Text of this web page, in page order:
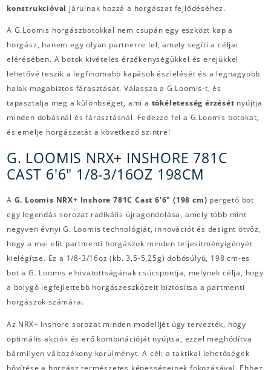
konstrukcióval járulnak hozzá a horgászat fejlődéséhez.
A G.Loomis horgászbotokkal nem csupán egy eszközt kap a
horgász, hanem egy olyan partnerre lel, amely segíti a céljai
elérésében. A botok kivételes érzékenységükkel és erejükkel
lehetővé teszik a legfinomabb kapások észlelését és a legnagyobb
halak magabiztos fárasztását. Válassza a G.Loomis-t, és
tapasztalja meg a különbséget, ami a tökéletesség érzését nyújtja
minden dobásnál és fárasztásnál. Fedezze fel a G.Loomis botokat,
és emelje horgászatát a következő szintre!
G. LOOMIS NRX+ INSHORE 781C
CAST 6'6" 1/8-3/16OZ 198CM
A G. Loomis NRX+ Inshore 781C Cast 6'6" (198 cm) pergető bot
egy legendás sorozat radikális újragondolása, amely több mint
negyven évnyi G. Loomis technológiát, innovációt és designt ötvöz,
hogy a mai elit partmenti horgászok minden teljesítményigényét
kielégítse. Ez a 1/8-3/16oz (kb. 3,5-5,25g) dobósúlyú, 198 cm-es
bot a G. Loomis elhivatottságának csúcspontja, melynek célja, hogy
a bolygó legfejlettebb horgászeszközeit biztosítsa a partmenti
horgászok számára.
Az NRX+ Inshore sorozat minden modelljét úgy tervezték, hogy
optimális akciók és erő kombinációját nyújtsa, ezzel meghódítva
bármilyen változékony körülményt. A cél: a taktikai lehetőségek
bővítése a horgász természetes képességeinek fokozásával. Ehhez